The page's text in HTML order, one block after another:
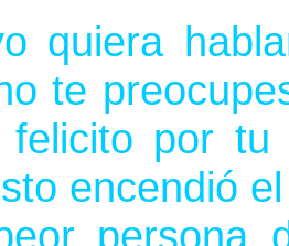
quiera
te
por
encendió
persona